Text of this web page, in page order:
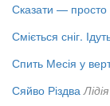
Сказати — просто
Сміється сніг.
Спить Месія у
Сяйво Різдва